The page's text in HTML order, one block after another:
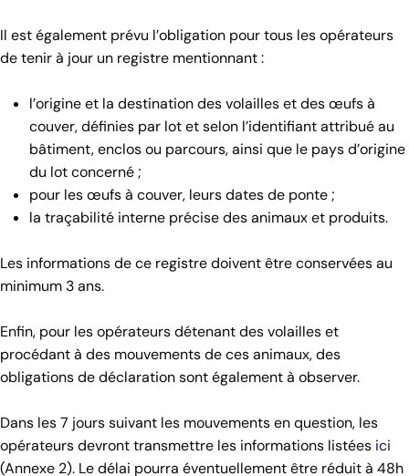
Il est également prévu l’obligation pour tous les opérateurs
de tenir à jour un registre mentionnant :
l’origine et la destination des volailles et des œufs à
couver, définies par lot et selon l’identifiant attribué au
bâtiment, enclos ou parcours, ainsi que le pays d’origine
du lot concerné ;
pour les œufs à couver, leurs dates de ponte ;
la traçabilité interne précise des animaux et produits.
Les informations de ce registre doivent être conservées au
minimum 3 ans.
Enfin, pour les opérateurs détenant des volailles et
procédant à des mouvements de ces animaux, des
obligations de déclaration sont également à observer.
Dans les 7 jours suivant les mouvements en question, les
opérateurs devront transmettre les informations listées ici
(Annexe 2). Le délai pourra éventuellement être réduit à 48h